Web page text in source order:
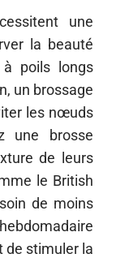
une
la beauté
poils longs
un brossage
les nœuds
une brosse
de leurs
le British
de moins
de stimuler la